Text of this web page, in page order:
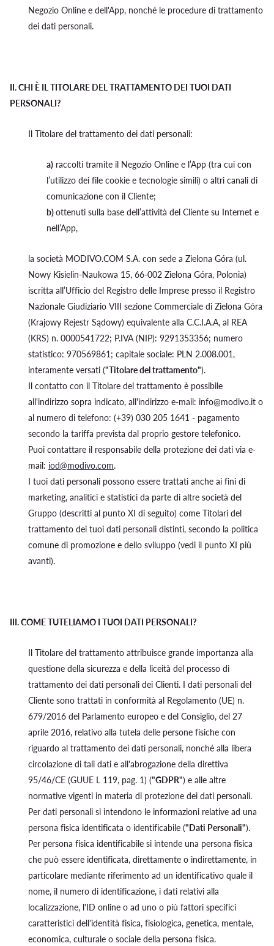
Negozio Online e dell'App, nonché le procedure di trattamento
dei dati personali.
II.CHI È IL TITOLARE DEL TRATTAMENTO DEI TUOI DATI
PERSONALI?
Il Titolare del trattamento dei dati personali:
a) raccolti tramite il Negozio Online e l’App (tra cui con
l’utilizzo dei file cookie e tecnologie simili) o altri canali di
comunicazione con il Cliente;
b)ottenuti sulla base dell’attività del Cliente su Internet e
nell’App,
la società MODIVO.COM S.A. con sede a Zielona Góra (ul.
Nowy Kisielin-Naukowa 15, 66-002 Zielona Góra, Polonia)
iscritta all’Ufficio del Registro delle Imprese presso il Registro
Nazionale Giudiziario VIII sezione Commerciale di Zielona Góra
(Krajowy Rejestr Sądowy) equivalente alla C.C.I.A.A, al REA
(KRS) n. 0000541722; P.IVA (NIP): 9291353356; numero
statistico: 970569861; capitale sociale: PLN 2.008.001,
interamente versati ("Titolare del trattamento").
Il contatto con il Titolare del trattamento è possibile
all'indirizzo sopra indicato, all'indirizzo e-mail: info@modivo.it o
al numero di telefono: (+39) 030 205 1641 - pagamento
secondo la tariffa prevista dal proprio gestore telefonico.
Puoi contattare il responsabile della protezione dei dati via e-
mail: iod@modivo.com.
I tuoi dati personali possono essere trattati anche ai fini di
marketing, analitici e statistici da parte di altre società del
Gruppo (descritti al punto XI di seguito) come Titolari del
trattamento dei tuoi dati personali distinti, secondo la politica
comune di promozione e dello sviluppo (vedi il punto XI più
avanti).
III.COME TUTELIAMO I TUOI DATI PERSONALI?
Il Titolare del trattamento attribuisce grande importanza alla
questione della sicurezza e della liceità del processo di
trattamento dei dati personali dei Clienti. I dati personali del
Cliente sono trattati in conformità al Regolamento (UE) n.
679/2016 del Parlamento europeo e del Consiglio, del 27
aprile 2016, relativo alla tutela delle persone fisiche con
riguardo al trattamento dei dati personali, nonché alla libera
circolazione di tali dati e all'abrogazione della direttiva
95/46/CE (GUUE L 119, pag. 1) ("GDPR") e alle altre
normative vigenti in materia di protezione dei dati personali.
Per dati personali si intendono le informazioni relative ad una
persona fisica identificata o identificabile ("Dati Personali").
Per persona fisica identificabile si intende una persona fisica
che può essere identificata, direttamente o indirettamente, in
particolare mediante riferimento ad un identificativo quale il
nome, il numero di identificazione, i dati relativi alla
localizzazione, l'ID online o ad uno o più fattori specifici
caratteristici dell'identità fisica, fisiologica, genetica, mentale,
economica, culturale o sociale della persona fisica.